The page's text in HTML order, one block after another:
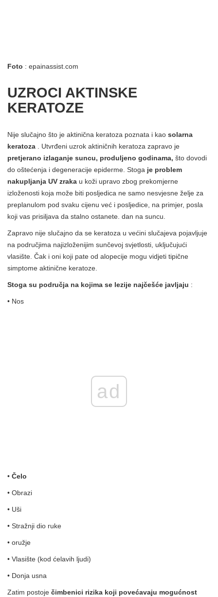
Foto : epainassist.com
UZROCI AKTINSKE
KERATOZE
Nije slučajno što je aktinična keratoza poznata i kao solarna
keratoza . Utvrđeni uzrok aktiničnih keratoza zapravo je
pretjerano izlaganje suncu, produljeno godinama, što dovodi
do oštećenja i degeneracije epiderme. Stoga je problem
nakupljanja UV zraka u koži upravo zbog prekomjerne
izloženosti koja može biti posljedica ne samo nesvjesne želje za
preplanulom pod svaku cijenu već i posljedice, na primjer, posla
koji vas prisiljava da stalno ostanete. dan na suncu.
Zapravo nije slučajno da se keratoza u većini slučajeva pojavljuje
na područjima najizloženijim sunčevoj svjetlosti, uključujući
vlasište. Čak i oni koji pate od alopecije mogu vidjeti tipične
simptome aktinične keratoze.
Stoga su područja na kojima se lezije najčešće javljaju :
• Nos
ad
• Čelo
• Obrazi
• Uši
• Stražnji dio ruke
• oružje
• Vlasište (kod ćelavih ljudi)
• Donja usna
Zatim postoje čimbenici rizika koji povećavaju mogućnost